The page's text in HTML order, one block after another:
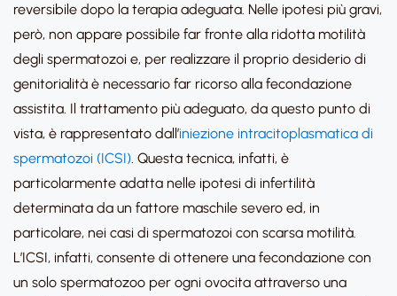
reversibile dopo la terapia adeguata. Nelle ipotesi più gravi,
però, non appare possibile far fronte alla ridotta motilità
degli spermatozoi e, per realizzare il proprio desiderio di
genitorialità è necessario far ricorso alla fecondazione
assistita. Il trattamento più adeguato, da questo punto di
vista, è rappresentato dall’iniezione intracitoplasmatica di
spermatozoi (ICSI). Questa tecnica, infatti, è
particolarmente adatta nelle ipotesi di infertilità
determinata da un fattore maschile severo ed, in
particolare, nei casi di spermatozoi con scarsa motilità.
L’ICSI, infatti, consente di ottenere una fecondazione con
un solo spermatozoo per ogni ovocita attraverso una